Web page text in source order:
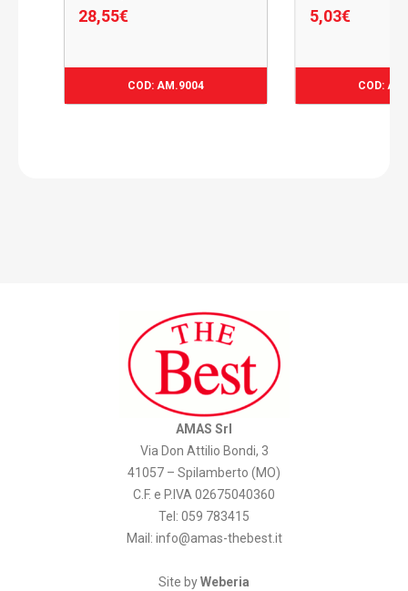
28,55€
COD: AM.9004
28,55€
5,03€
COD:
AMAS Srl
Via Don Attilio Bondi, 3
41057 – Spilamberto (MO)
C.F. e P.IVA 02675040360
Tel: 059 783415
Mail: info@amas-thebest.it
Site byWeberia